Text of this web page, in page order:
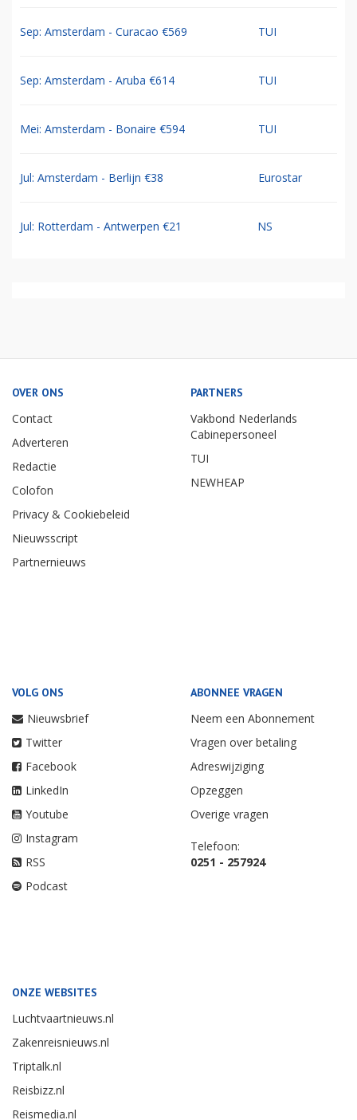
Sep: Amsterdam - Curacao €569 TUI
Sep: Amsterdam - Aruba €614 TUI
Mei: Amsterdam - Bonaire €594 TUI
Jul: Amsterdam - Berlijn €38 Eurostar
Jul: Rotterdam - Antwerpen €21 NS
OVER ONS
Contact
Adverteren
Redactie
Colofon
Privacy & Cookiebeleid
Nieuwsscript
Partnernieuws
PARTNERS
Vakbond Nederlands
Cabinepersoneel
TUI
NEWHEAP
VOLG ONS
Nieuwsbrief
Twitter
Facebook
LinkedIn
Youtube
Instagram
RSS
Podcast
ABONNEE VRAGEN
Neem een Abonnement
Vragen over betaling
Adreswijziging
Opzeggen
Overige vragen
Telefoon:
0251 - 257924
ONZE WEBSITES
Luchtvaartnieuws.nl
Zakenreisnieuws.nl
Triptalk.nl
Reisbizz.nl
Reismedia.nl